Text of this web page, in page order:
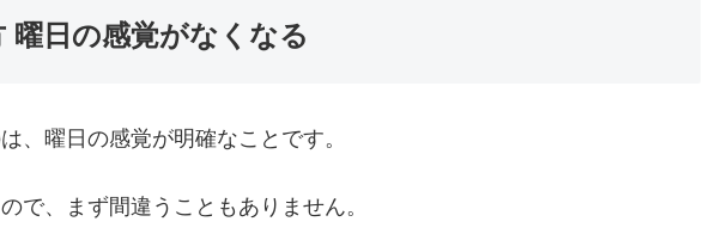
曜日の感覚がなくなる
、曜日の感覚が明確なことです。
で、まず間違うこともありません。